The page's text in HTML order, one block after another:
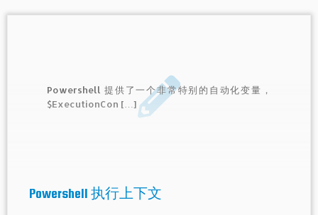
Powershell 提供了一个非常特别的自动化变量，
$ExecutionCon […]
Powershell 执行上下文